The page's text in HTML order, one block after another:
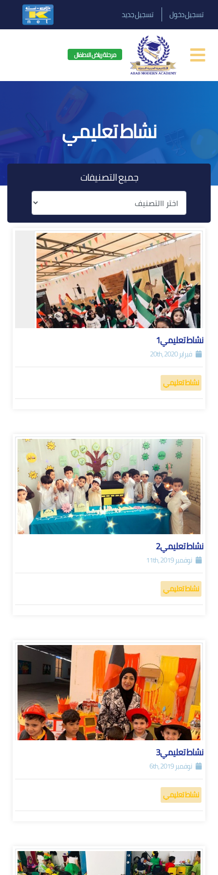
تسجيل دخول تسجيل جديد
مرحلة رياض الاطفال
نشاط تعليمي
جميع التصنيفات
نشاط تعليمي1
فبراير 20th, 2020
نشاط تعليمي
نشاط تعليمي2
نوفمبر 11th, 2019
نشاط تعليمي
نشاط تعليمي3
نوفمبر 6th, 2019
نشاط تعليمي